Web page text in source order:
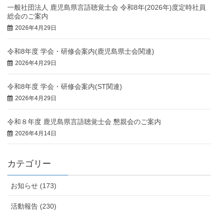
一般社団法人 鹿児島県言語聴覚士会 令和8年(2026年)度定時社員
総会のご案内
2026年4月29日
令和8年度 学会・研修会案内(鹿児島県士会関連)
2026年4月29日
令和8年度 学会・研修会案内(ST関連)
2026年4月29日
令和８年度 鹿児島県言語聴覚士会 懇親会のご案内
2026年4月14日
カテゴリー
お知らせ (173)
活動報告 (230)